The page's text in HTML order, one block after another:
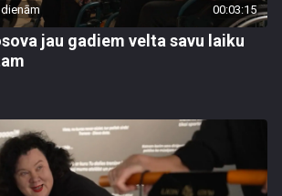
00:03:15
jau gadiem velta savu laiku